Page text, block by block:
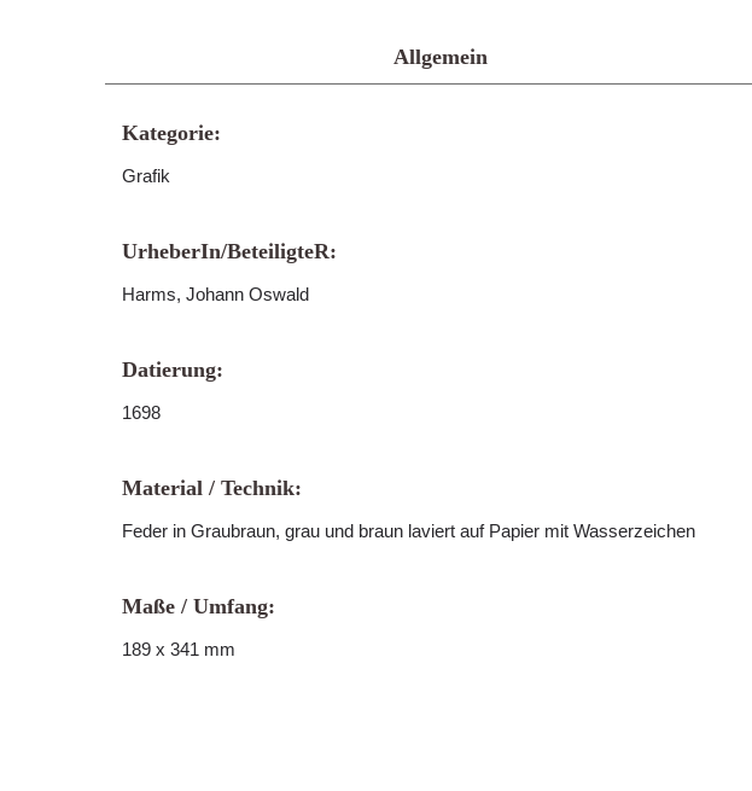
Allgemein
Kategorie:
Grafik
UrheberIn/BeteiligteR:
Harms, Johann Oswald
Datierung:
1698
Material / Technik:
Feder in Graubraun, grau und braun laviert auf Papier mit Wasserzeichen
Maße / Umfang:
189 x 341 mm